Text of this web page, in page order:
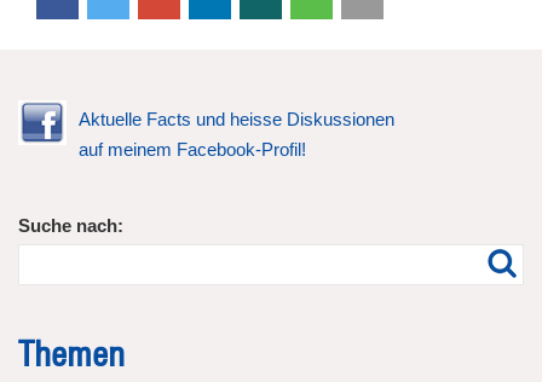
Aktuelle Facts und heisse Diskussionen
auf meinem Facebook-Profil!
Suche nach:
Themen